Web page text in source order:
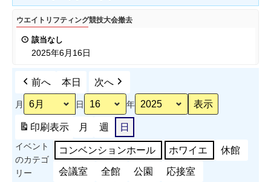
ウ
エ
ィ
競
技
大
ウエイトリフティング競技大会撤去
該当なし
2025年6月16日
前へ 本日 次へ
月 日 年
印刷表示 月 週 日
イベント
のカテゴ
リー
コンベンションホール ホワイエ 休館
会議室 全館 公園 応接室